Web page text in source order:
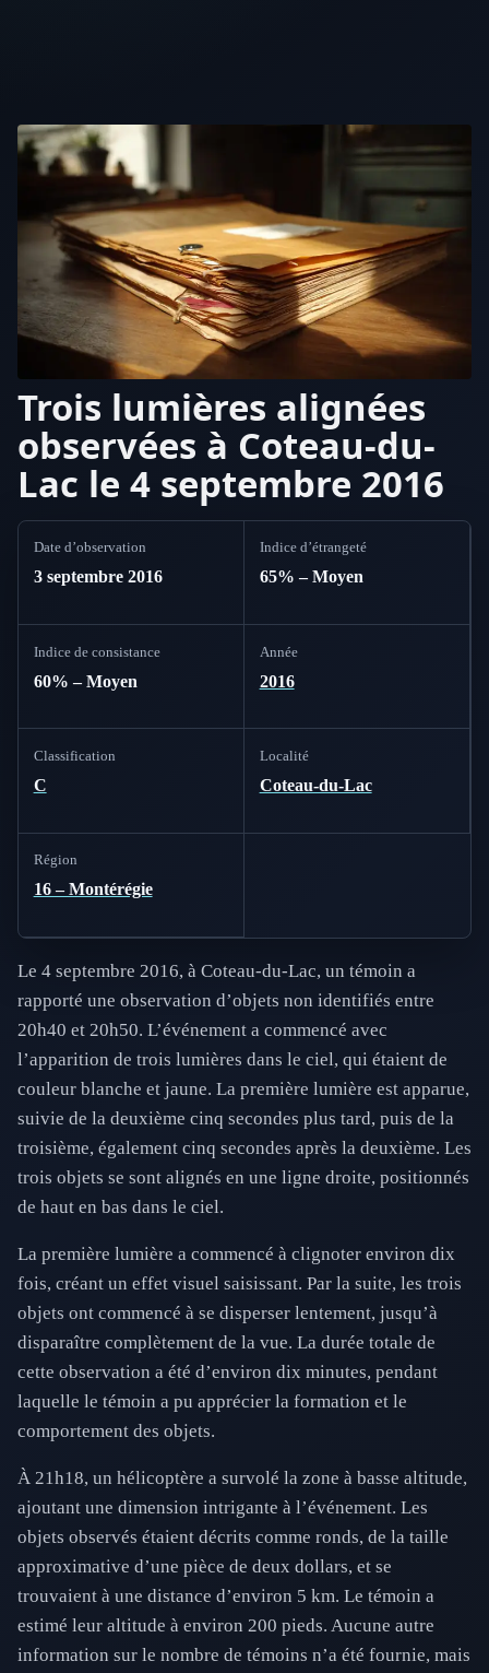
Trois lumières alignées
observées à Coteau-du-
Lac le 4 septembre 2016
Date d’observation
3 septembre 2016
Indice d’étrangeté
65% – Moyen
Indice de consistance
60% – Moyen
Année
2016
Classification
C
Localité
Coteau-du-Lac
Région
16 – Montérégie
Le 4 septembre 2016, à Coteau-du-Lac, un témoin a
rapporté une observation d’objets non identifiés entre
20h40 et 20h50. L’événement a commencé avec
l’apparition de trois lumières dans le ciel, qui étaient de
couleur blanche et jaune. La première lumière est apparue,
suivie de la deuxième cinq secondes plus tard, puis de la
troisième, également cinq secondes après la deuxième. Les
trois objets se sont alignés en une ligne droite, positionnés
de haut en bas dans le ciel.
La première lumière a commencé à clignoter environ dix
fois, créant un effet visuel saisissant. Par la suite, les trois
objets ont commencé à se disperser lentement, jusqu’à
disparaître complètement de la vue. La durée totale de
cette observation a été d’environ dix minutes, pendant
laquelle le témoin a pu apprécier la formation et le
comportement des objets.
À 21h18, un hélicoptère a survolé la zone à basse altitude,
ajoutant une dimension intrigante à l’événement. Les
objets observés étaient décrits comme ronds, de la taille
approximative d’une pièce de deux dollars, et se
trouvaient à une distance d’environ 5 km. Le témoin a
estimé leur altitude à environ 200 pieds. Aucune autre
information sur le nombre de témoins n’a été fournie, mais